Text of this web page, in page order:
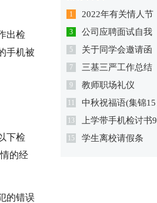
出检
手机被
下检
的经
的错误
1
2022年有关情人节
祝福短语集合50条
3
公司应聘面试自我
介绍
5
关于同学会邀请函
范文汇编七篇
7 三基三严工作总结
9 教师职场礼仪
11
中秋祝福语(集锦15
篇)
13
上学带手机检讨书9
篇
15 学生离校请假条